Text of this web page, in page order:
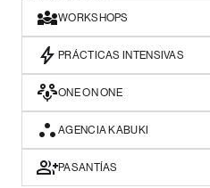
WORKSHOPS
PRÁCTICAS INTENSIVAS
ONE ON ONE
AGENCIA KABUKI
PASANTÍAS